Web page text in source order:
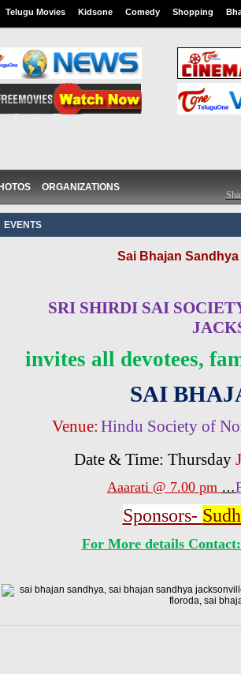
Telugu Movies Kidsone Comedy Shopping
ORGANIZATIONS
EVENTS
Sai Bhajan
SRI SHIRDI SAI
invites all devotees,
SAI
Venue: Hindu Society of
Date & Time: Thursday
Aaarati @ 7.00 pm …
Sponsors-
For More details Contact: